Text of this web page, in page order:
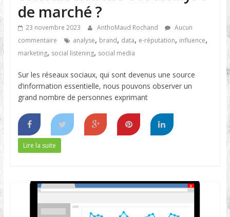
de marché ?
23 novembre 2023 AnthoMaud Rochand
Aucun
commentaire
analyse, brand, data, e-réputation, influence,
marketing, social listening, social media
Sur les réseaux sociaux, qui sont devenus une source
d’information essentielle, nous pouvons observer un
grand nombre de personnes exprimant
Lire la suite